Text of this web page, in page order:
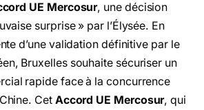
UE Mercosur, une décision
surprise » par l’Élysée. En
d’une validation définitive par le
Bruxelles souhaite sécuriser un
rapide face à la concurrence
Cet Accord UE Mercosur, qui